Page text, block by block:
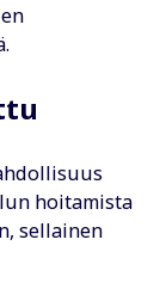
hoitamista
sellainen